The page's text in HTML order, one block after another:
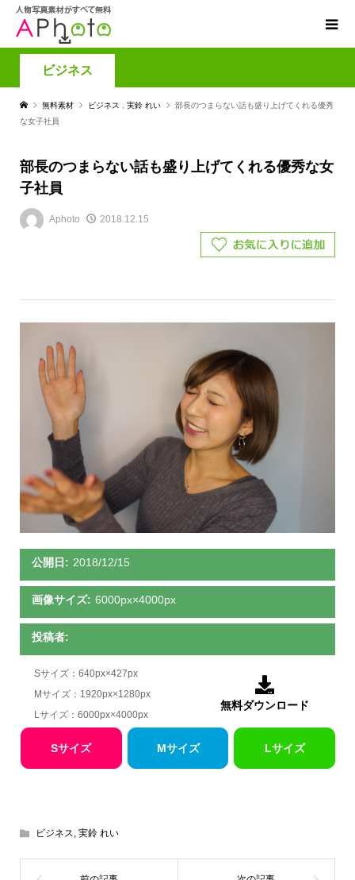
ビジネス
無料素材 ビジネス 実鈴 れい
部長のつまらない話も盛り上げてくれる優秀
な女子社員
部長のつまらない話も盛り上げてくれる優秀な女
子社員
Aphoto 2018.12.15
公開日: 2018/12/15
画像サイズ: 6000px×4000px
投稿者:
Sサイズ：640px×427px
Mサイズ：1920px×1280px
Lサイズ：6000px×4000px

無料ダウンロード
Sサイズ Mサイズ Lサイズ
ビジネス, 実鈴 れい